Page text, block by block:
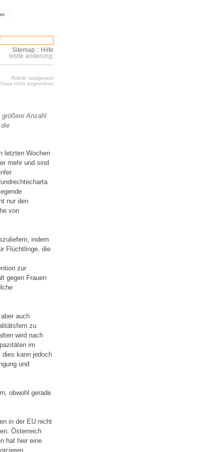
Sitemap :: Hilfe
letzte änderung:
Rubrik: asylgesetz
nicht zugeordnet
größere Anzahl
letzten Wochen
mehr und sind
nur den
von
indem
Flüchtlinge, die
zur
gegen Frauen
auch
zu
wird nach
im
dies kann jedoch
und
obwohl gerade
in der EU nicht
Österreich
hat hier eine